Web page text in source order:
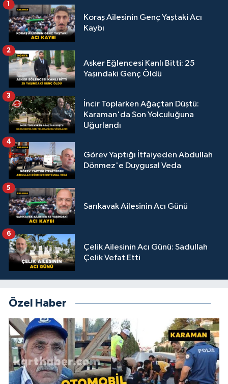
Koraş Ailesinin Genç Yaştaki Acı
Kaybı
1
Asker Eğlencesi Kanlı Bitti: 25
Yaşındaki Genç Öldü
2
İncir Toplarken Ağaçtan Düştü:
Karaman'da Son Yolculuğuna
Uğurlandı
3
Görev Yaptığı İtfaiyeden Abdullah
Dönmez'e Duygusal Veda
4
Sarıkavak Ailesinin Acı Günü
5
Çelik Ailesinin Acı Günü: Sadullah
Çelik Vefat Etti
6
Özel Haber